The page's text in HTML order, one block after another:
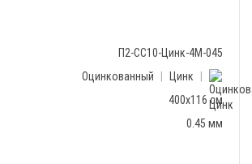
П2-СС10-Цинк-4М-045
Оцинкованный Цинк
400х116 см
0.45 мм